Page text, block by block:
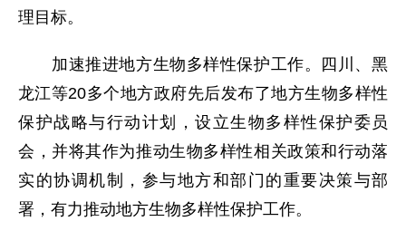
理目标。
加速推进地方生物多样性保护工作。四川、黑
龙江等20多个地方政府先后发布了地方生物多样性
保护战略与行动计划，设立生物多样性保护委员
会，并将其作为推动生物多样性相关政策和行动落
实的协调机制，参与地方和部门的重要决策与部
署，有力推动地方生物多样性保护工作。